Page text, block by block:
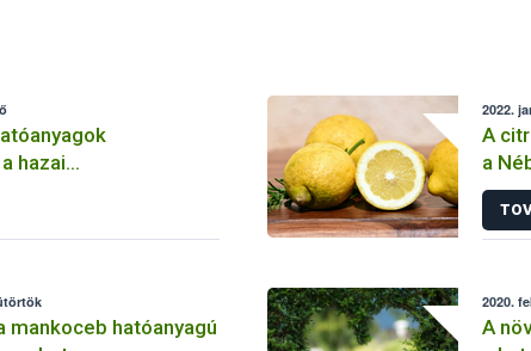
hazai
2022.
A
a
mankoceb hatóanyagú
2020.
A